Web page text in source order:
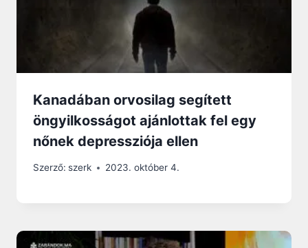
Kanadában orvosilag segített
öngyilkosságot ajánlottak fel egy
nőnek depressziója ellen
Szerző: szerk 2023. október 4.